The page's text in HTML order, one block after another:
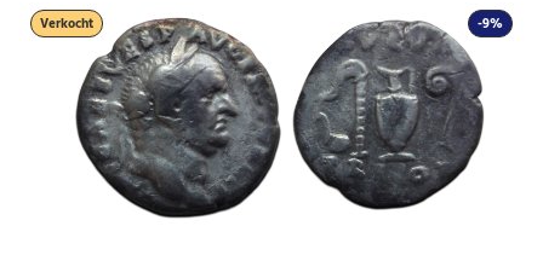
-9%
Verkocht